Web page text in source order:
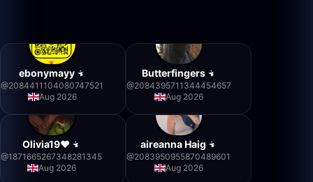
ebonymayy
@2084411104080747521
Aug 2026
Butterfingers
@2084395711344454657
Aug 2026
Olivia19❤️
@1871665267348281345
Aug 2026
aireanna Haig
@2083950955870489601
Aug 2026